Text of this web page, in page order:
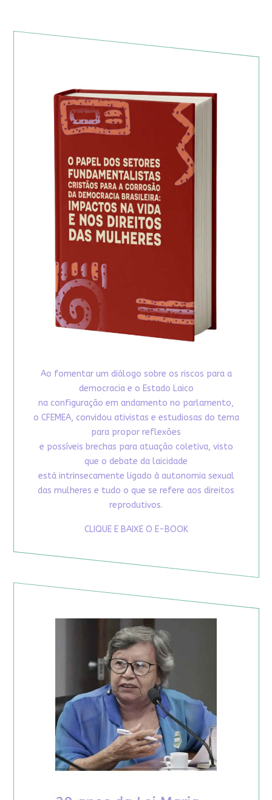
Ao fomentar um diálogo sobre os riscos para a
democracia e o Estado Laico
na configuração em andamento no parlamento,
o CFEMEA, convidou ativistas e estudiosas do tema
para propor reflexões
e possíveis brechas para atuação coletiva, visto
que o debate da laicidade
está intrinsecamente ligado à autonomia sexual
das mulheres e tudo o que se refere aos direitos
reprodutivos.
CLIQUE E BAIXE O E-BOOK